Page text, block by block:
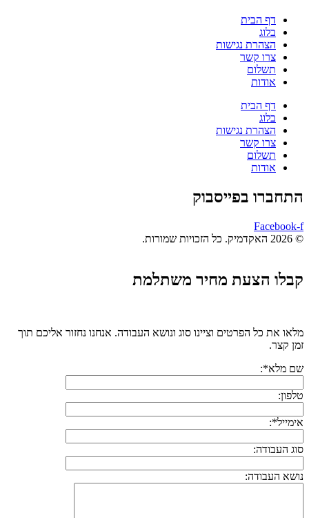
דף הבית
בלוג
הצהרת נגישות
צרו קשר
תשלום
אודות
דף הבית
בלוג
הצהרת נגישות
צרו קשר
תשלום
אודות
התחברו בפייסבוק
Facebook-f
© 2026 האקדמיק. כל הזכויות שמורות.
קבלו הצעת מחיר משתלמת
מלאו את כל הפרטים וציינו סוג ונושא העבודה. אנחנו נחזור אליכם תוך
זמן קצר.
שם מלא*:
טלפון:
אימייל*:
סוג העבודה:
נושא העבודה: